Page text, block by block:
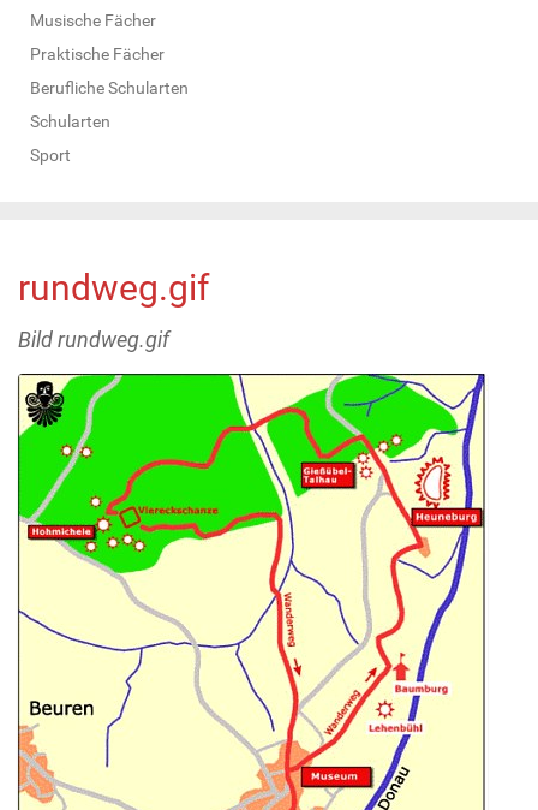
Musische Fächer
Praktische Fächer
Berufliche Schularten
Schularten
Sport
rundweg.gif
Bild rundweg.gif